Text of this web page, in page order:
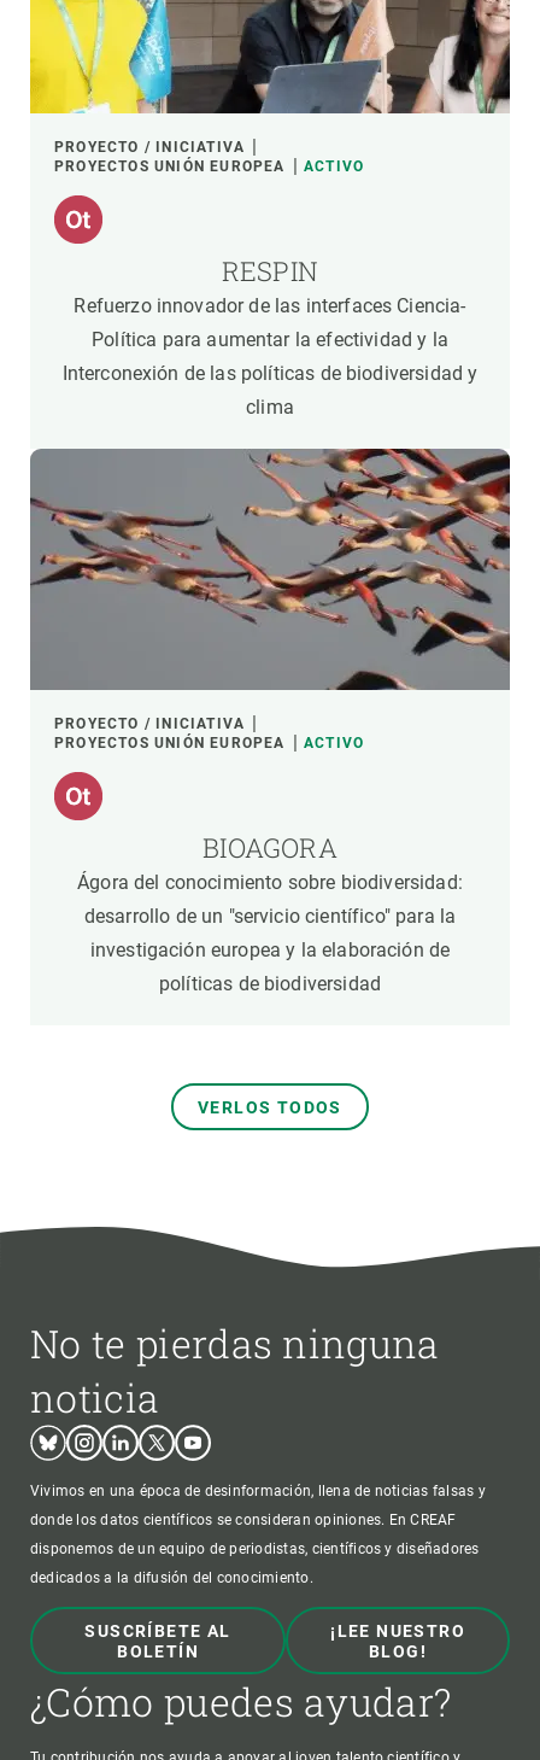
PROYECTO / INICIATIVA
PROYECTOS UNIÓN EUROPEA
ACTIVO
RESPIN
Refuerzo innovador de las interfaces Ciencia-
Política para aumentar la efectividad y la
Interconexión de las políticas de biodiversidad y
clima
PROYECTO / INICIATIVA
PROYECTOS UNIÓN EUROPEA
ACTIVO
BIOAGORA
Ágora del conocimiento sobre biodiversidad:
desarrollo de un "servicio científico" para la
investigación europea y la elaboración de
políticas de biodiversidad
VERLOS TODOS
No te pierdas ninguna
noticia
BlueskyInstagram
LinkedinTwitterYoutube
Vivimos en una época de desinformación, llena de noticias falsas y
donde los datos científicos se consideran opiniones. En CREAF
disponemos de un equipo de periodistas, científicos y diseñadores
dedicados a la difusión del conocimiento.
SUSCRÍBETE AL
BOLETÍN
¡LEE NUESTRO
BLOG!
¿Cómo puedes ayudar?